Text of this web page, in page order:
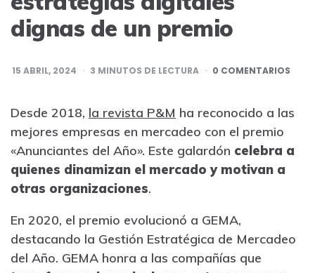
dignas de un premio
15 ABRIL, 2024 3 MINUTOS DE LECTURA 0 COMENTARIOS
Desde 2018, la revista P&M ha reconocido a las
mejores empresas en mercadeo con el premio
«Anunciantes del Año». Este galardón celebra a
quienes dinamizan el mercado y motivan a
otras organizaciones.
En 2020, el premio evolucionó a GEMA,
destacando la Gestión Estratégica de Mercadeo
del Año. GEMA honra a las compañías que